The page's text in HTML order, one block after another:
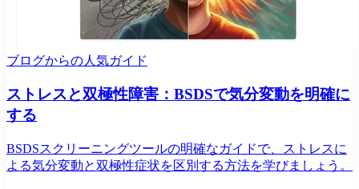
ブログからの人気ガイド
ストレスと双極性障害：BSDSで気分変動を明確に
する
BSDSスクリーニングツールの明確なガイドで、ストレスに
よる気分変動と双極性症状を区別する方法を学びましょう。